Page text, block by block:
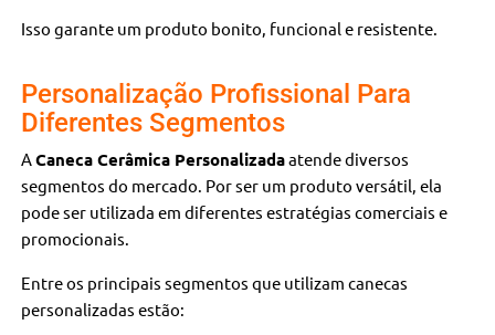
Isso garante um produto bonito, funcional e resistente.
Personalização Profissional Para
Diferentes Segmentos
ACaneca Cerâmica Personalizadaatende diversos
segmentos do mercado. Por ser um produto versátil, ela
pode ser utilizada em diferentes estratégias comerciais e
promocionais.
Entre os principais segmentos que utilizam canecas
personalizadas estão: